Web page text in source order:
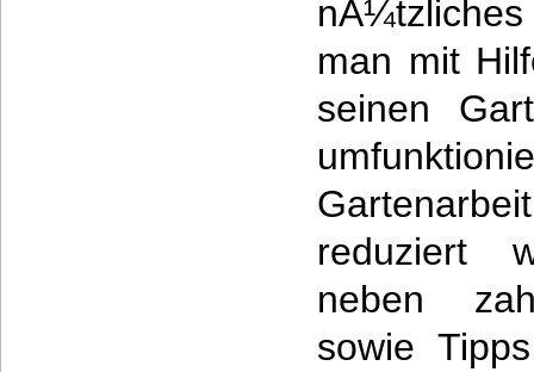
man mit
seinen
reduziert
neben
sowie